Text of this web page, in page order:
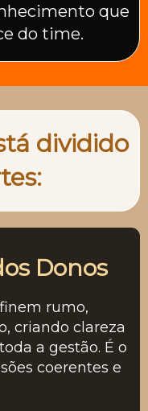
que
do time.
dividido
Donos
rumo,
criando clareza
a gestão. É o
coerentes e